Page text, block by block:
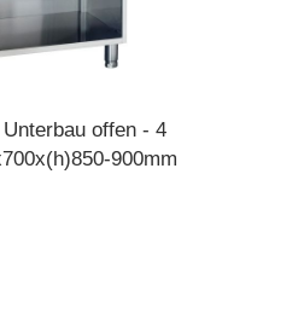
offen - 4
900mm